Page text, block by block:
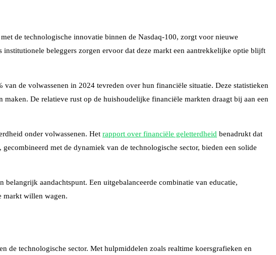
de technologische innovatie binnen de Nasdaq-100, zorgt voor nieuwe
beleggers zorgen ervoor dat deze markt een aantrekkelijke optie blijft
van de volwassenen in 2024 tevreden over hun financiële situatie. Deze statistieken
De relatieve rust op de huishoudelijke financiële markten draagt bij aan een
onder volwassenen. Het rapport over financiële geletterdheid benadrukt dat
met de dynamiek van de technologische sector, bieden een solide
aandachtspunt. Een uitgebalanceerde combinatie van educatie,
markt willen wagen.
de technologische sector. Met hulpmiddelen zoals realtime koersgrafieken en